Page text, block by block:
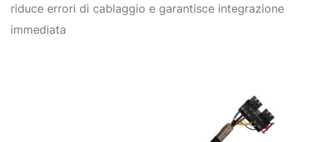
riduce errori di cablaggio e garantisce integrazione
immediata